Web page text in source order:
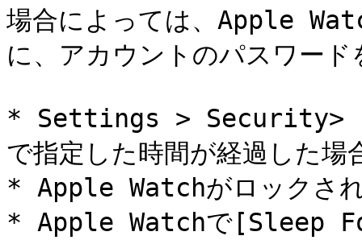
場合によっては、Apple
に、アカウントのパスワー
* Settings > Security> ［
で指定した時間が経過した場
* Apple Watchがロックさ
* Apple Watchで[Sleep